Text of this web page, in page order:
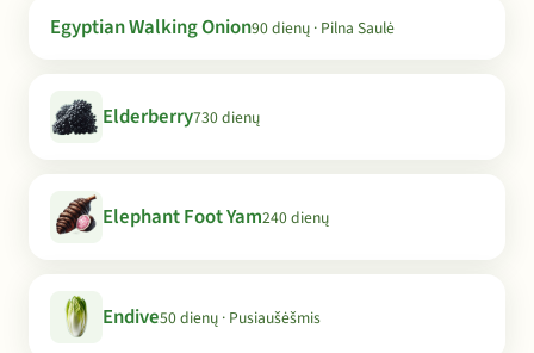
Egyptian Walking Onion90 dienų · Pilna Saulė
Elderberry730 dienų
Elephant Foot Yam240 dienų
Endive50 dienų · Pusiaušėšmis